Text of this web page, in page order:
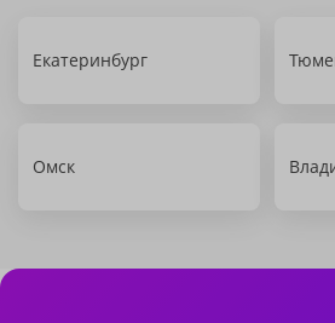
Екатеринбург
Омск